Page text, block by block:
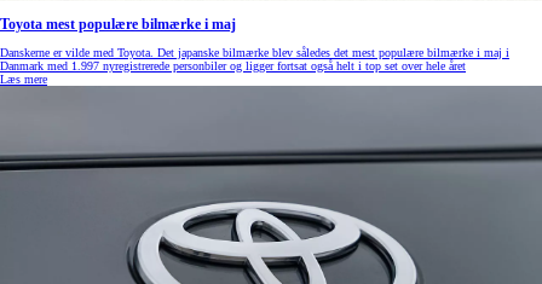
Toyota mest populære bilmærke i maj
Danskerne er vilde med Toyota. Det japanske bilmærke blev således det mest populære bilmærke i maj i
Danmark med 1.997 nyregistrerede personbiler og ligger fortsat også helt i top set over hele året
Læs mere